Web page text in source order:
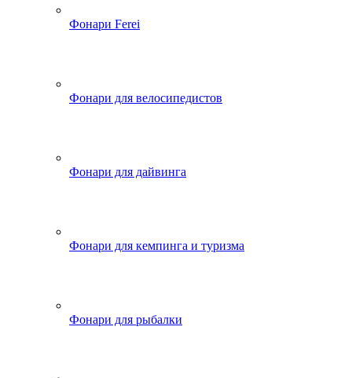
Фонари Ferei
Фонари для велосипедистов
Фонари для дайвинга
Фонари для кемпинга и туризма
Фонари для рыбалки